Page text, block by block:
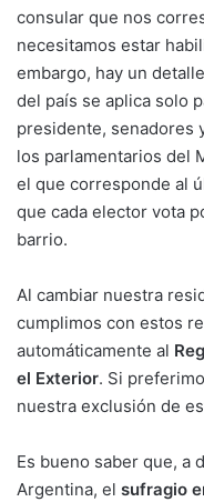
consular que nos
necesitamos estar
embargo, hay un
del país se aplica solo
presidente, senadores
los parlamentarios del
el que corresponde al
que cada elector vota
barrio.
Al cambiar nuestra
cumplimos con estos
automáticamente al
el Exterior. Si
nuestra exclusión de
Es bueno saber que, a
Argentina, el sufragio